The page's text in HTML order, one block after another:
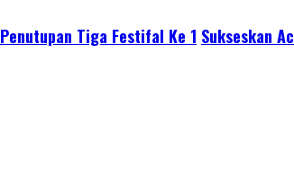
Penutupan Tiga Festifal Ke 1 Sukseskan